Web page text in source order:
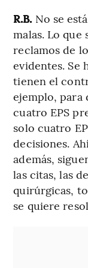
R.B. No se
malas. Lo que
reclamos de
evidentes. Se
tienen el
ejemplo, para
cuatro EPS
solo cuatro
decisiones.
además,
las citas, las
quirúrgicas,
se quiere